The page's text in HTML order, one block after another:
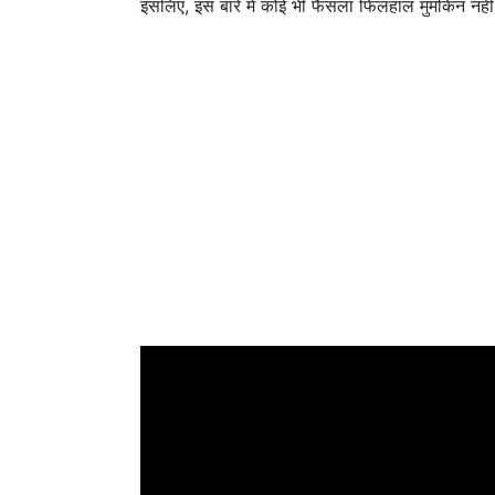
इसलिए, इस बारे में कोई भी फैसला फिलहाल मुमकिन